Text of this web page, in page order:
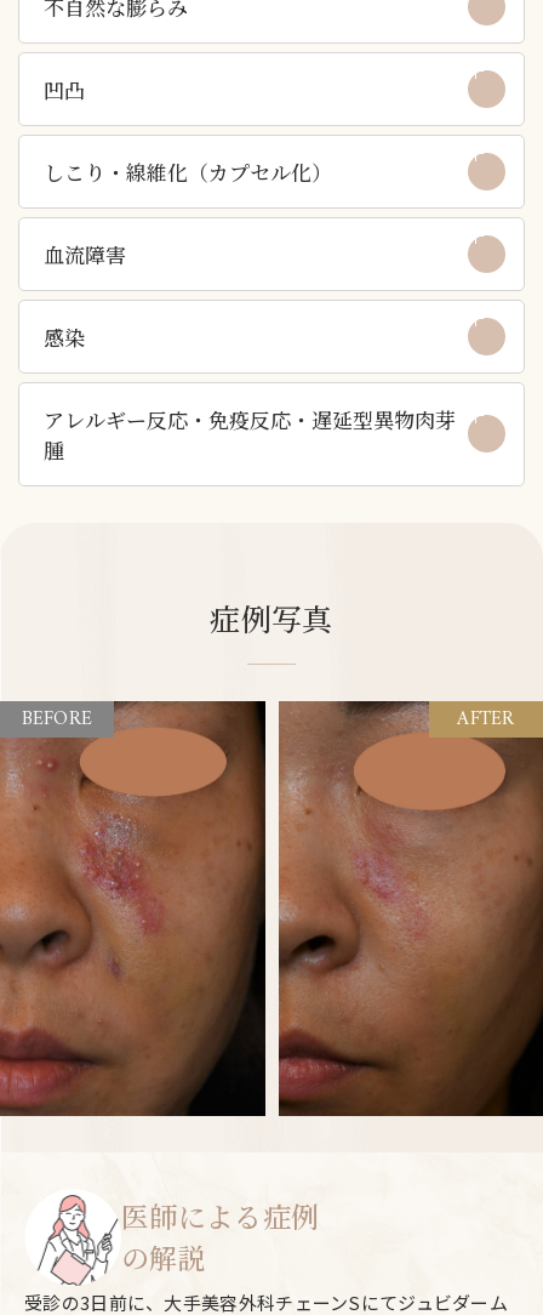
不自然な膨らみ
凹凸
しこり・線維化（カプセル化）
血流障害
感染
アレルギー反応・免疫反応・遅延型異物肉芽
腫
症例写真
BEFORE AFTER
医師による症例
の解説
受診の3日前に、大手美容外科チェーンSにてジュビダーム